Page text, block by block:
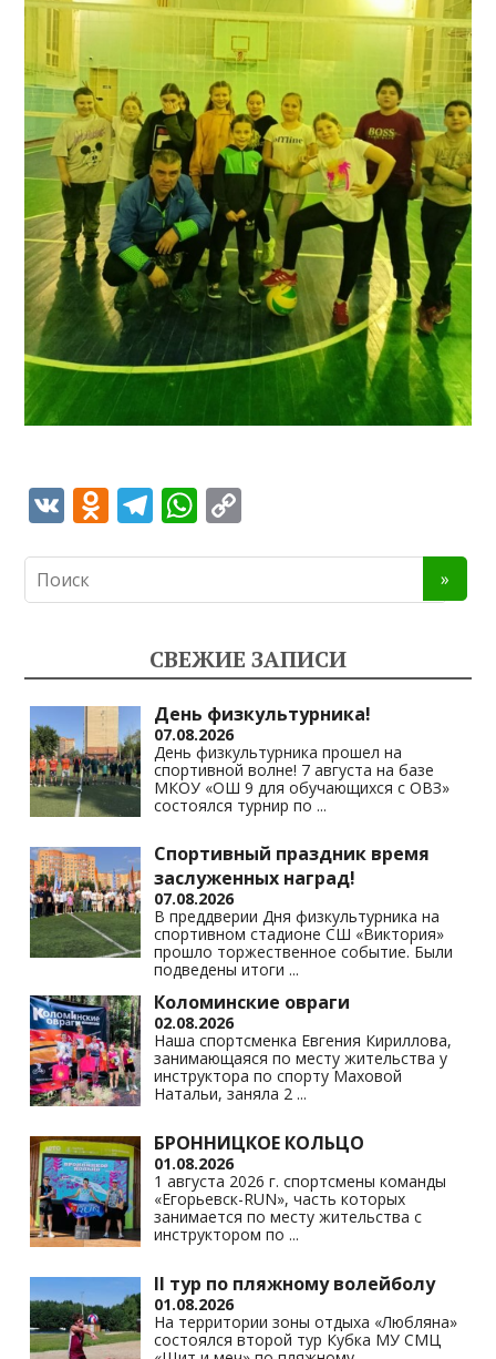
V
K
O
d
o
as
s
ni
ki
T
el
gr
a
m
W
h
s
A
p
p
y
Li
n
k
СВЕЖИЕ ЗАПИСИ
День физкультурника!
07.08.2026
День физкультурника прошел на
спортивной волне! 7 августа на базе
МКОУ «ОШ 9 для обучающихся с ОВЗ»
состоялся турнир по ...
Спортивный праздник время
заслуженных наград!
07.08.2026
В преддверии Дня физкультурника на
спортивном стадионе СШ «Виктория»
прошло торжественное событие. Были
подведены итоги ...
Коломинские овраги
02.08.2026
Наша спортсменка Евгения Кириллова,
занимающаяся по месту жительства у
инструктора по спорту Маховой
Натальи, заняла 2 ...
БРОННИЦКОЕ КОЛЬЦО
01.08.2026
1 августа 2026 г. спортсмены команды
«Егорьевск-RUN», часть которых
занимается по месту жительства с
инструктором по ...
II тур по пляжному волейболу
01.08.2026
На территории зоны отдыха «Любляна»
состоялся второй тур Кубка МУ СМЦ